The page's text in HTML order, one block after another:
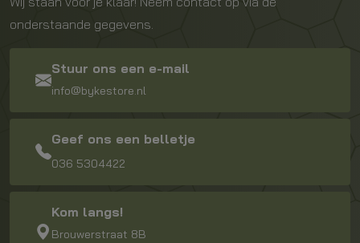
onderstaande gegevens.
Stuur ons een e-mail
info@bykestore.nl
Geef ons een belletje
036 5304422
Kom langs!
Brouwerstraat 8B